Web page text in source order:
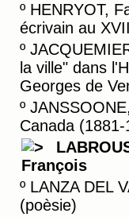
º HENRYOT,
écrivain au
º
la ville" dans
Georges de
º
Canada (1881-
François
º LANZA DEL
(poèsie)